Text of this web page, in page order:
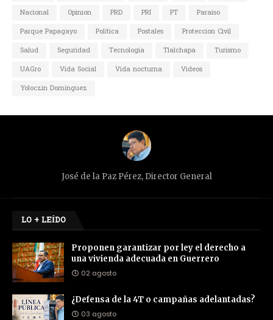
Nacional
Opinion PRD PRI PT
Paraiso
Parque Papagayo
Política Postales
Proteccion Civil
Salud
Seguridad Tecnologia Tlalchapa
Turismo
UAGro
Vida Social Vida nocturna
Videos
Yoloczin Domínguez
José de la Paz Pérez, Director General
LO + LEÍDO
Proponen garantizar por ley el derecho a
una vivienda adecuada en Guerrero
02 agosto
¿Defensa de la 4T o campañas adelantadas?
03 agosto